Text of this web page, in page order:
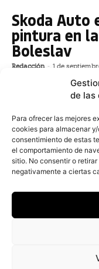
de las
Para ofrecer las mejores
cookies para almacenar
consentimiento de estas
el comportamiento de
sitio. No consentir o
negativamente a ciertas
Skoda Auto
pintura en
Boleslav
Redacción - 1 de
El fabricante
taller de pintura
adicionales
anual total de la
El
iluminación
El mantenimiento
estuvieron